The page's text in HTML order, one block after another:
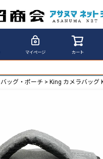
マイページ カート
バッグ・ポーチ King カメラバッグ